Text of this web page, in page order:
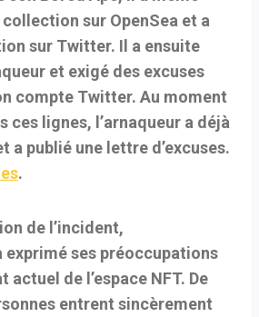
sur OpenSea et a
sur Twitter. Il a ensuite
et exigé des excuses
compte Twitter. Au moment
ces lignes, l’arnaqueur a déjà
a publié une lettre d’excuses.
.
de l’incident,
exprimé ses préoccupations
actuel de l’espace NFT. De
entrent sincèrement